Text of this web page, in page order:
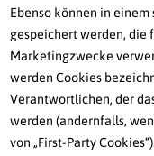
Ebenso können in
gespeichert werden, die
Marketingzwecke
werden Cookies
Verantwortlichen, der
werden (andernfalls,
von „First-Party Cookies“).